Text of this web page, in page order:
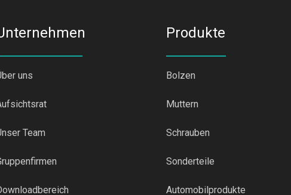
uns
Team
Produkte
Bolzen
Muttern
Schrauben
Sonderteile
Automobilprodukte